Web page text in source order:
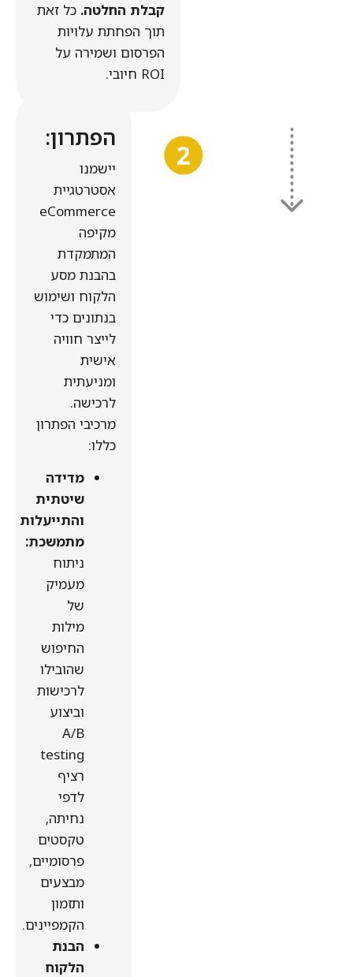
קבלת החלטה. כל זאת
תוך הפחתת עלויות
הפרסום ושמירה על
ROI חיובי.
הפתרון:
יישמנו
אסטרטגיית
eCommerce
מקיפה
המתמקדת
בהבנת מסע
הלקוח ושימוש
בנתונים כדי
לייצר חוויה
אישית
ומניעתית
לרכישה.
מרכיבי הפתרון
כללו:
מדידה
שיטתית
והתייעלות
מתמשכת:
ניתוח
מעמיק
של
מילות
החיפוש
שהובילו
לרכישות
וביצוע
A/B
testing
רציף
לדפי
נחיתה,
טקסטים
פרסומיים,
מבצעים
ותזמון
הקמפיינים.
הבנת
הלקוח